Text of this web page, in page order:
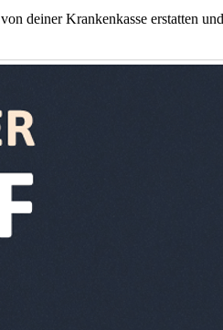
deiner Krankenkasse erstatten